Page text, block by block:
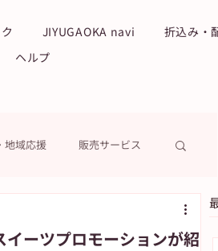
JIYUGAOKA navi 折込み・
ヘルプ
地域応援 販売サービス
ーツプロモーションが紹